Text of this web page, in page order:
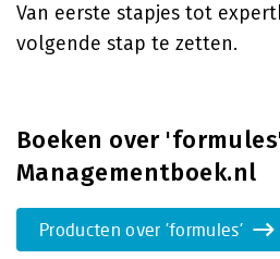
Van eerste stapjes tot
volgende stap te zetten.
Boeken over
Managementboek.nl
Producten over 'formules'